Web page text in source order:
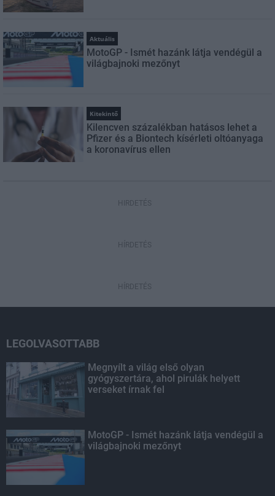
Aktuális
MotoGP - Ismét hazánk látja vendégül a
világbajnoki mezőnyt
Kitekintő
Kilencven százalékban hatásos lehet a
Pfizer és a Biontech kísérleti oltóanyaga
a koronavírus ellen
HIRDETÉS
HÍRDETÉS
HÍRDETÉS
LEGOLVASOTTABB
Megnyílt a világ első olyan
gyógyszertára, ahol pirulák helyett
verseket írnak fel
MotoGP - Ismét hazánk látja vendégül a
világbajnoki mezőnyt